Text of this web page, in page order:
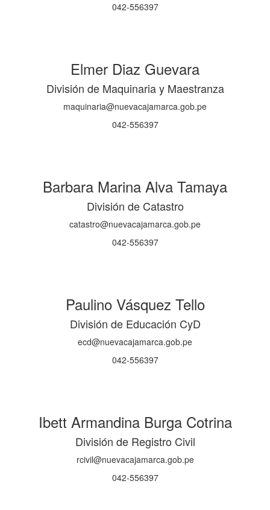
042-556397
Elmer Diaz Guevara
División de Maquinaria y Maestranza
maquinaria@nuevacajamarca.gob.pe
042-556397
Barbara Marina Alva Tamaya
División de Catastro
catastro@nuevacajamarca.gob.pe
042-556397
Paulino Vásquez Tello
División de Educación CyD
ecd@nuevacajamarca.gob.pe
042-556397
Ibett Armandina Burga Cotrina
División de Registro Civil
rcivil@nuevacajamarca.gob.pe
042-556397